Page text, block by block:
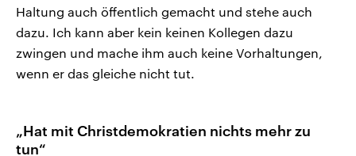
Haltung auch öffentlich gemacht und stehe auch
dazu. Ich kann aber kein keinen Kollegen dazu
zwingen und mache ihm auch keine Vorhaltungen,
wenn er das gleiche nicht tut.
„Hat mit Christdemokratien nichts mehr zu
tun“